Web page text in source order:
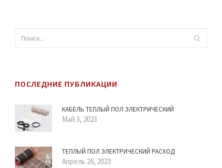
ПОСЛЕДНИЕ ПУБЛИКАЦИИ
КАБЕЛЬ ТЕПЛЫЙ ПОЛ ЭЛЕКТРИЧЕСКИЙ
Май 3, 2023
ТЕПЛЫЙ ПОЛ ЭЛЕКТРИЧЕСКИЙ РАСХОД
Апрель 26, 2023